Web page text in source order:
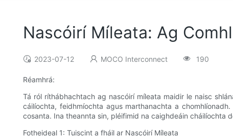
Nascóirí Míleata: Ag
2023-07-12 MOCO Interconnect 190
Réamhrá:
Tá ról ríthábhachtach ag nascóirí míleata maidir le naisc
cáilíochta, feidhmíochta agus marthanachta a
cosanta. Ina theannta sin, pléifimid na caighdeáin cháilíochta
Fotheideal 1: Tuiscint a fháil ar Nascóirí Míleata